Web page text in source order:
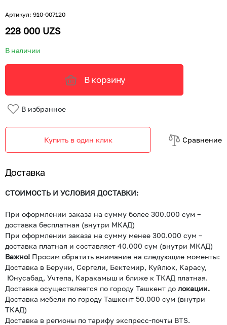
Артикул: 910-007120
228 000 UZS
В наличии
В корзину
В избранное
Купить в один клик Cравнение
Доставка
СТОИМОСТЬ И УСЛОВИЯ ДОСТАВКИ:
При оформлении заказа на сумму более 300.000 сум –
доставка бесплатная (внутри МКАД)
При оформлении заказа на сумму менее 300.000 сум –
доставка платная и составляет 40.000 сум (внутри МКАД)
Важно! Просим обратить внимание на следующие моменты:
Доставка в Беруни, Сергели, Бектемир, Куйлюк, Карасу,
Юнусабад, Учтепа, Каракамыш и ближе к ТКАД платная.
Доставка осуществляется по городу Ташкент до локации.
Доставка мебели по городу Ташкент 50.000 сум (внутри
ТКАД)
Доставка в регионы по тарифу экспресс-почты BTS.